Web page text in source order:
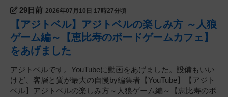
29日前 2026年07月10日 17時27分頃
【アジトベル】アジトベルの楽しみ方 ～人狼
ゲーム編～【恵比寿のボードゲームカフェ】
をあげました
アジトベルです。YouTubeに動画をあげました。設備もいい
けど、客層と質が最大の自慢by編集者【YouTube】【アジト
ベル】アジトベルの楽しみ方～人狼ゲーム編～【恵比寿のボ